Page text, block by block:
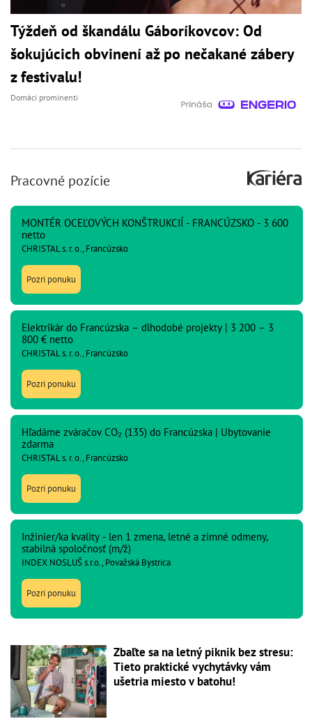
Týždeň od škandálu Gáboríkovcov: Od
šokujúcich obvinení až po nečakané zábery
z festivalu!
Domáci prominenti
Pracovné pozície
MONTÉR OCEĽOVÝCH KONŠTRUKCIÍ - FRANCÚZSKO - 3 600
netto
CHRISTAL s. r. o., Francúzsko
Pozri ponuku
Elektrikár do Francúzska – dlhodobé projekty | 3 200 – 3
800 € netto
CHRISTAL s. r. o., Francúzsko
Pozri ponuku
Hľadáme zváračov CO₂ (135) do Francúzska | Ubytovanie
zdarma
CHRISTAL s. r. o., Francúzsko
Pozri ponuku
Inžinier/ka kvality - len 1 zmena, letné a zimné odmeny,
stabilná spoločnosť (m/ž)
INDEX NOSLUŠ s.r.o., Považská Bystrica
Pozri ponuku
Zbaľte sa na letný piknik bez stresu:
Tieto praktické vychytávky vám
ušetria miesto v batohu!